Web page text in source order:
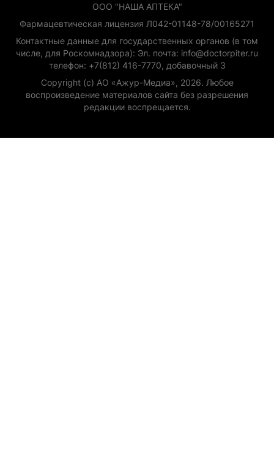
ООО "НАША АПТЕКА"
Фармацевтическая лицензия Л042-01148-78/00165271
Контактные данные для государственных органов (в том
числе, для Роскомнадзора): Эл. почта: info@doctorpiter.ru
телефон: +7(812) 416-7770, добавочный 3
Copyright (с) АО «Ажур-Медиа», 2026. Любое
воспроизведение материалов сайта без разрешения
редакции воспрещается.